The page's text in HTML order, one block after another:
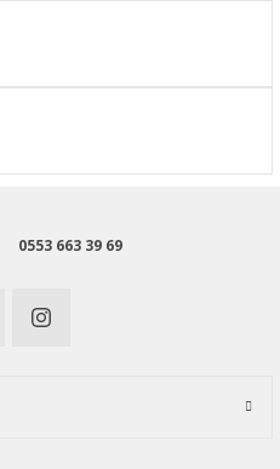
0553 663 39 69